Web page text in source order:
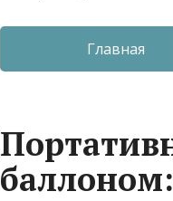
Главная